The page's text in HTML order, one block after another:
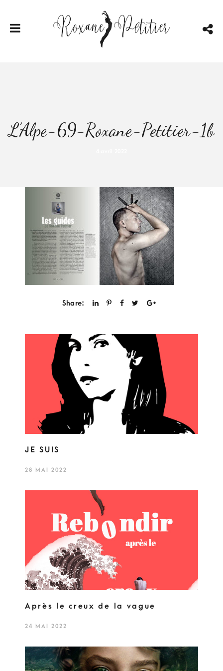
L’Alpe-69-Roxane-Petitier-1b
Share:
JE SUIS
28 MAI 2022
Après le creux de la vague
24 MAI 2022